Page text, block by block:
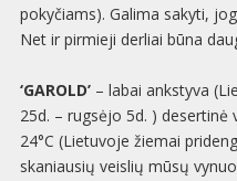
pokyčiams). Galima sakyti,
Net ir pirmieji derliai būna
‘GAROLD’– labai ankstyva
25d. – rugsėjo 5d. ) desertinė
24°C (Lietuvoje žiemai
skaniausių veislių mūsų